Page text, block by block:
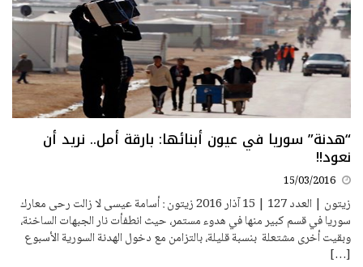
“هدنة” سوريا في عيون أبنائها: بارقة أمل.. نريد أن
نعود!!
15/03/2016
زيتون | العدد 127 | 15 آذار 2016 زيتون : أسامة عيسى لا زالت رحى معارك
سوريا في قسم كبير منها في هدوء مستمر، حيث انطفأت نار الجبهات الساخنة،
وبقيت أخرى مشتعلة بنسبة قليلة، بالتزامن مع دخول الهدنة السورية الأسبوع
[…]